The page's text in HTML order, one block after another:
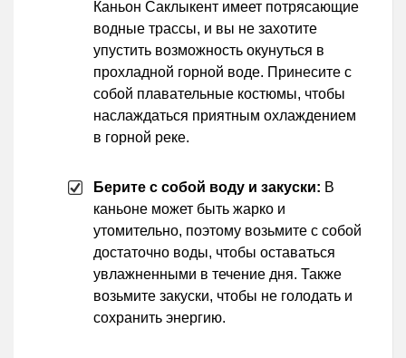
Каньон Саклыкент имеет потрясающие
водные трассы, и вы не захотите
упустить возможность окунуться в
прохладной горной воде. Принесите с
собой плавательные костюмы, чтобы
наслаждаться приятным охлаждением
в горной реке.
Берите с собой воду и закуски: В
каньоне может быть жарко и
утомительно, поэтому возьмите с собой
достаточно воды, чтобы оставаться
увлажненными в течение дня. Также
возьмите закуски, чтобы не голодать и
сохранить энергию.